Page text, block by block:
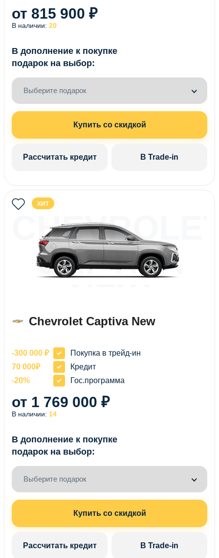
от 815 900 ₽
В наличии: 20
В дополнение к покупке
подарок на выбор:
Выберите подарок
Купить со скидкой
Рассчитать кредит В Trade-in
ХИТ
CAPTIVA
Chevrolet Captiva New
-300 000 ₽
Покупка в трейд-ин
70 000₽
Кредит
-20%
Гос.программа
от 1 769 000 ₽
В наличии: 14
В дополнение к покупке
подарок на выбор:
Выберите подарок
Купить со скидкой
Рассчитать кредит В Trade-in